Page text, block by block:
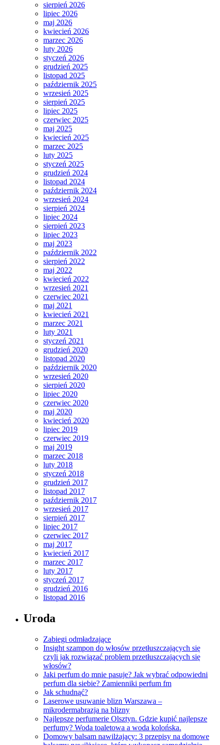
sierpień 2026
lipiec 2026
maj 2026
kwiecień 2026
marzec 2026
luty 2026
styczeń 2026
grudzień 2025
listopad 2025
październik 2025
wrzesień 2025
sierpień 2025
lipiec 2025
czerwiec 2025
maj 2025
kwiecień 2025
marzec 2025
luty 2025
styczeń 2025
grudzień 2024
listopad 2024
październik 2024
wrzesień 2024
sierpień 2024
lipiec 2024
sierpień 2023
lipiec 2023
maj 2023
październik 2022
sierpień 2022
maj 2022
kwiecień 2022
wrzesień 2021
czerwiec 2021
maj 2021
kwiecień 2021
marzec 2021
luty 2021
styczeń 2021
grudzień 2020
listopad 2020
październik 2020
wrzesień 2020
sierpień 2020
lipiec 2020
czerwiec 2020
maj 2020
kwiecień 2020
lipiec 2019
czerwiec 2019
maj 2019
marzec 2018
luty 2018
styczeń 2018
grudzień 2017
listopad 2017
październik 2017
wrzesień 2017
sierpień 2017
lipiec 2017
czerwiec 2017
maj 2017
kwiecień 2017
marzec 2017
luty 2017
styczeń 2017
grudzień 2016
listopad 2016
Uroda
Zabiegi odmładzające
Insight szampon do włosów przetłuszczających się
czyli jak rozwiązać problem przetłuszczających się
włosów?
Jaki perfum do mnie pasuje? Jak wybrać odpowiedni
perfum dla siebie? Zamienniki perfum fm
Jak schudnąć?
Laserowe usuwanie blizn Warszawa –
mikrodermabrazja na blizny
Najlepsze perfumerie Olsztyn. Gdzie kupić najlepsze
perfumy? Woda toaletowa a woda kolońska.
Domowy balsam nawilżający: 3 przepisy na domowe